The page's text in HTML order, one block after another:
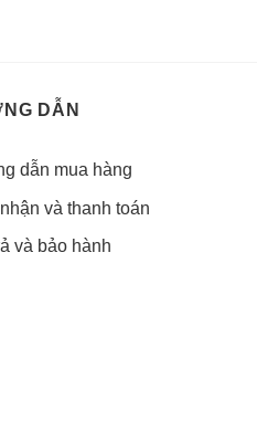
DẪN
dẫn mua hàng
và thanh toán
và bảo hành